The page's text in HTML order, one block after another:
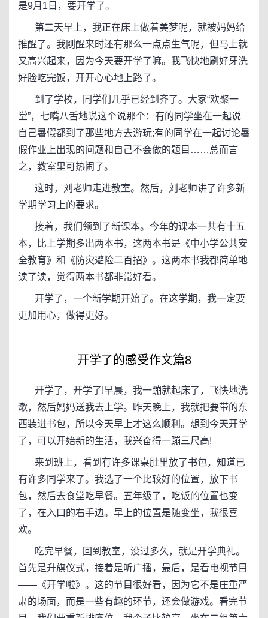
是9月1日，要开学了。
第二天早上，我正在床上做着美梦呢，就被妈妈给
推醒了。我刚醒来时还有那么一点点生气呢，但马上就
又高兴起来，因为今天要开学了嘛。我飞快地刷好牙洗
好脸吃完饭，开开心心地上路了。
到了学校，同学们几乎已经到齐了。大家“欢聚一
堂”，七嘴八舌地说这个说那个：有的同学坐在一起说
自己暑假都到了那些地方去游玩;有的同学在一起讨论暑
假作业上出现的问题和自己不会做的题目……总而言
之，教室里可热闹了。
这时，刘老师走进教室。然后，刘老师讲了许多新
学期学习上的要求。
接着，我们领到了新课本。今年的课本一共有十五
本，比上学期多出两本书，这两本书是《中小学公共安
全教育》和《防灾避险二百招》。这两本书我都简单地
读了读，觉得两本书都非常好看。
开学了，一个新学期开始了。在这学期，我一定要
更加用心，做得更好。
开学了的感受作文篇8
开学了，开学了!早晨，我一蹦就起床了，飞快地洗
漱，然后妈妈送我去上学。昨天晚上，我就把要带的东
西装进书包，所以今天早上才这么顺利。想到今天开学
了，可以开始新的生活，我兴奋得一蹦三尺高!
来到班上，看到有许多课桌肚里放了书包，知道已
有许多同学来了。我选了一个比较好的位置，放下书
包，然后去食堂吃早餐。五年级了，吃饭的位置也变
了，在入口的右手边。早上的位置是随变坐，我很喜
欢。
吃完早餐，回到教室，没过多久，就是开学典礼。
首先是升旗仪式，接着是听广播，最后，是看电视节目
——《开学啦》。这的节目很好看，因为它不是庄重严
肃的场面，而是一些有趣的环节，还会做游戏。看完节